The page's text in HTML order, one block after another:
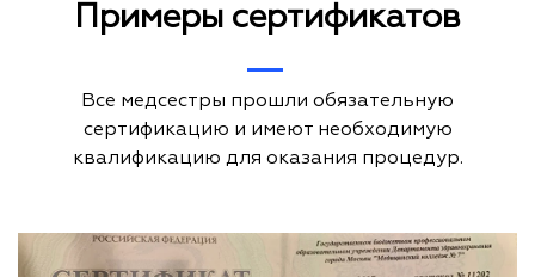
Примеры сертификатов
Все медсестры прошли обязательную
сертификацию и имеют необходимую
квалификацию для оказания процедур.